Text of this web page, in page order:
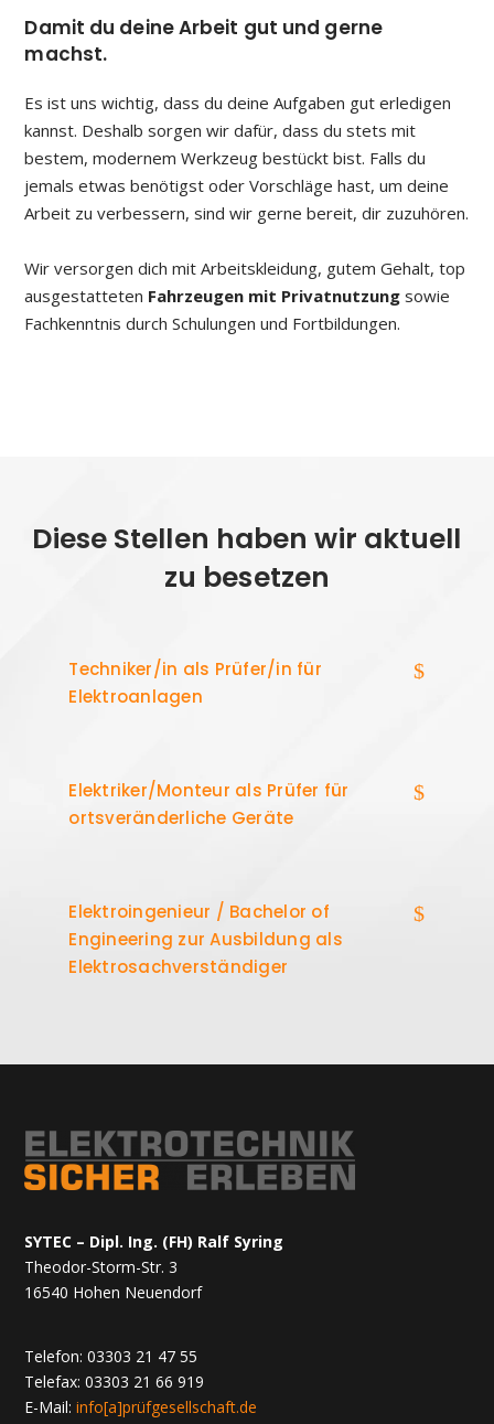
Damit du deine Arbeit gut und gerne
machst.
Es ist uns wichtig, dass du deine Aufgaben gut erledigen
kannst. Deshalb sorgen wir dafür, dass du stets mit
bestem, modernem Werkzeug bestückt bist. Falls du
jemals etwas benötigst oder Vorschläge hast, um deine
Arbeit zu verbessern, sind wir gerne bereit, dir zuzuhören.
Wir versorgen dich mit Arbeitskleidung, gutem Gehalt, top
ausgestatteten Fahrzeugen mit Privatnutzung sowie
Fachkenntnis durch Schulungen und Fortbildungen.
Diese Stellen haben wir aktuell
zu besetzen
Techniker/in als Prüfer/in für
Elektroanlagen
Elektriker/Monteur als Prüfer für
ortsveränderliche Geräte
Elektroingenieur / Bachelor of
Engineering zur Ausbildung als
Elektrosachverständiger
SYTEC – Dipl. Ing. (FH) Ralf Syring
Theodor-Storm-Str. 3
16540 Hohen Neuendorf
Telefon: 03303 21 47 55
Telefax: 03303 21 66 919
E-Mail:info[a]prüfgesellschaft.de